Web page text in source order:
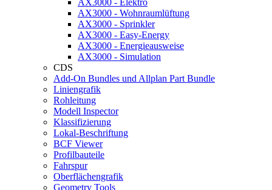
AX3000 - Elektro
AX3000 - Wohnraumlüftung
AX3000 - Sprinkler
AX3000 - Easy-Energy
AX3000 - Energieausweise
AX3000 - Simulation
CDS
Add-On Bundles und Allplan Part Bundle
Liniengrafik
Rohleitung
Modell Inspector
Klassifizierung
Lokal-Beschriftung
BCF Viewer
Profilbauteile
Fahrspur
Oberflächengrafik
Geometry Tools